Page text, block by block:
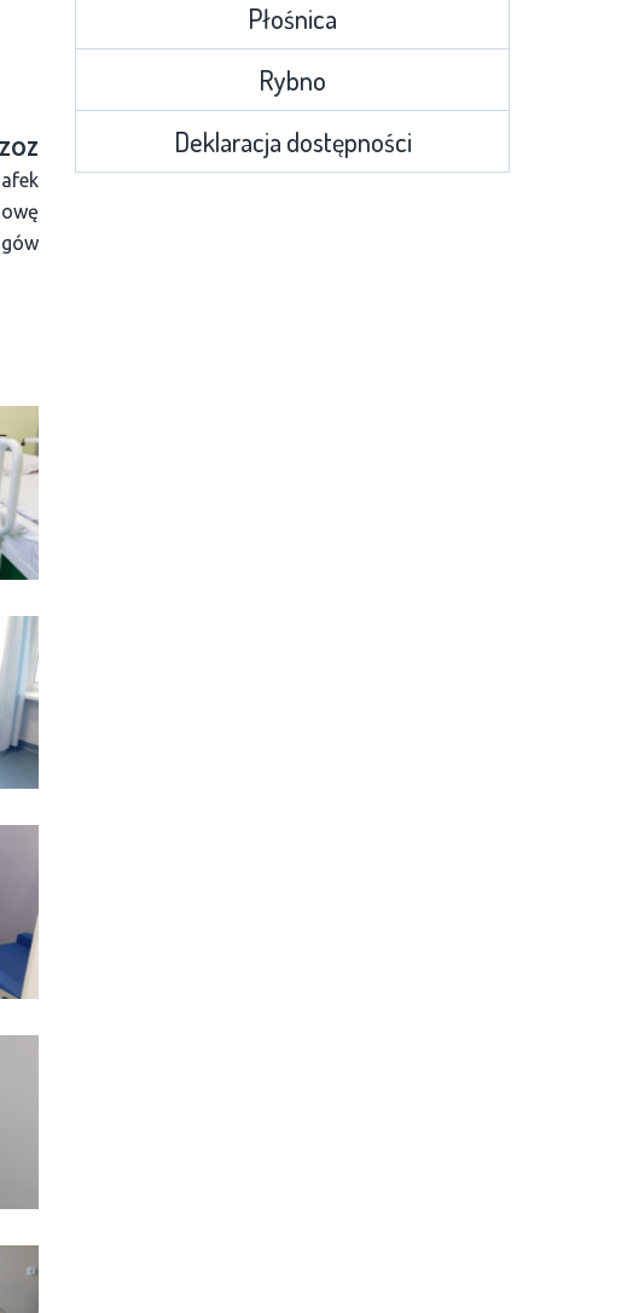
Płośnica
Rybno
Deklaracja dostępności